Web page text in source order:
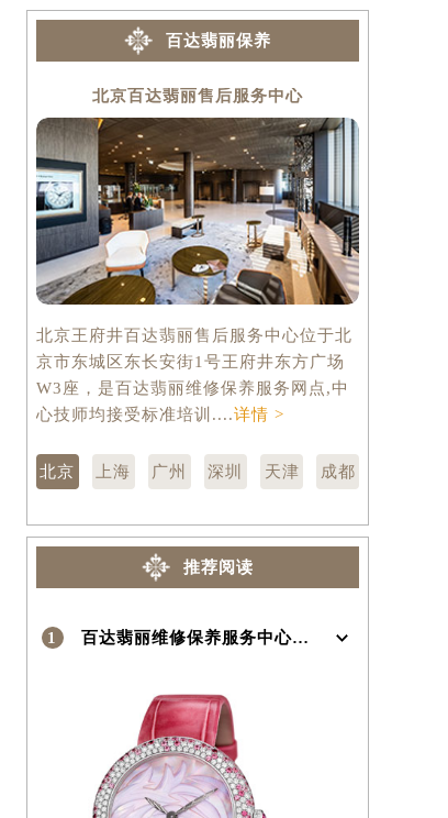
百达翡丽保养
北京百达翡丽售后服务中心
北京王府井百达翡丽售后服务中心位于北
京市东城区东长安街1号王府井东方广场
W3座，是百达翡丽维修保养服务网点,中
心技师均接受标准培训....详情 >
北京 上海 广州 深圳 天津 成都
推荐阅读
1 百达翡丽维修保养服务中心介绍 | Patek Philippe